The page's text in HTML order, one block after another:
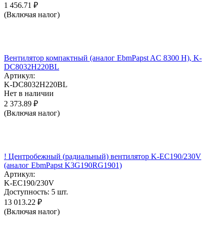
1 456.71 ₽
(Включая налог)
Вентилятор компактный (аналог EbmPapst AC 8300 H), K-
DC8032H220BL
Артикул:
K-DC8032H220BL
Нет в наличии
2 373.89 ₽
(Включая налог)
! Центробежный (радиальный) вентилятор K-EC190/230V
(аналог EbmPapst K3G190RG1901)
Артикул:
K-EC190/230V
Доступность: 5 шт.
13 013.22 ₽
(Включая налог)